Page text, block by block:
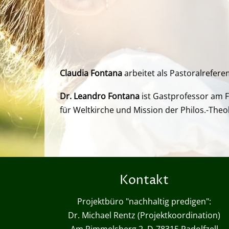
Claudia Fontanaarbeitet als
Dr. Leandro Fontana ist Gastprofessor am
für Weltkirche und Mission der Philos.-
Kontakt
Projektbüro "nachhaltig predigen":
Dr. Michael Rentz (Projektkoordination)